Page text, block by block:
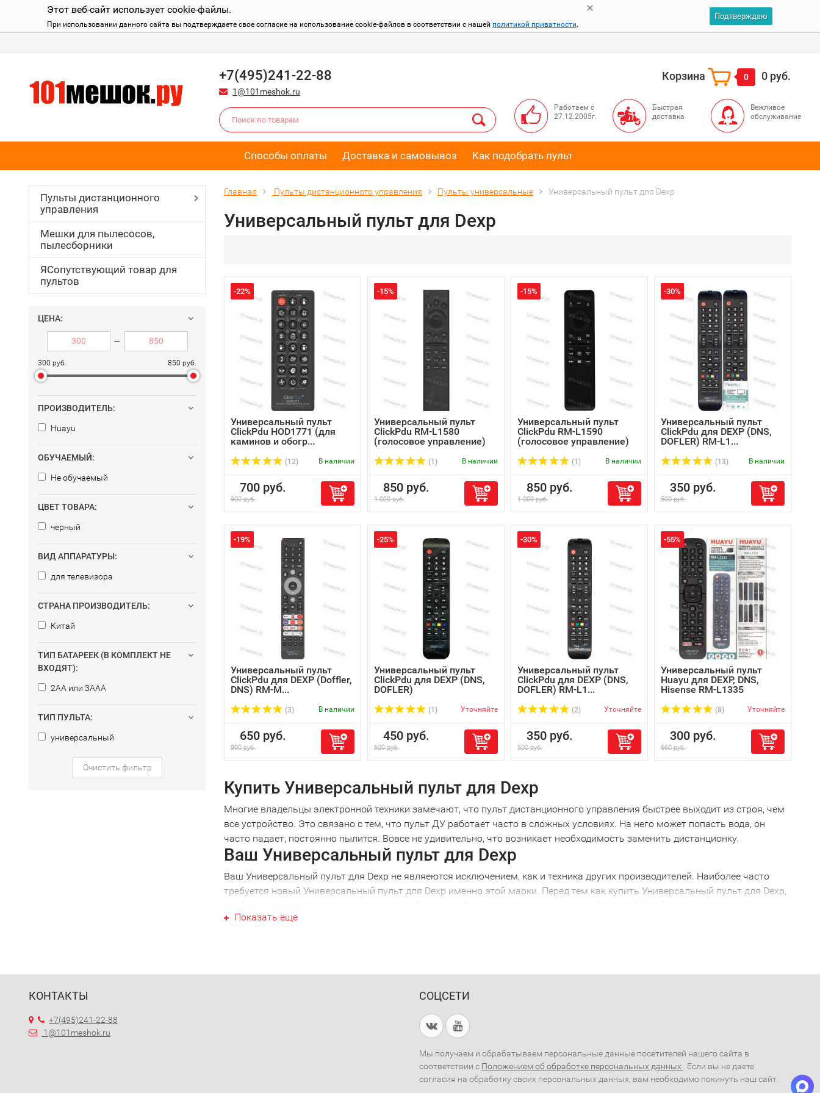
Этот веб-сайт использует cookie-файлы.
При использовании данного сайта вы подтверждаете свое согласие на использование cookie-файлов в соответствии с нашей политикой приватности.
Подтверждаю
+7(495)241-22-88
1@101meshok.ru
Корзина 0 0 руб.
Работаем с
27.12.2005г.
Быстрая
доставка
Вежливое
обслуживание
Способы оплаты Доставка и самовывоз Как подобрать пульт
Пульты дистанционного
управления
Мешки для пылесосов,
пылесборники
ЯСопутствующий товар для
пультов
ЦЕНА:
—
300 руб. 850 руб.
ПРОИЗВОДИТЕЛЬ:
Huayu
ОБУЧАЕМЫЙ:
Не обучаемый
ЦВЕТ ТОВАРА:
черный
ВИД АППАРАТУРЫ:
для телевизора
СТРАНА ПРОИЗВОДИТЕЛЬ:
Китай
ТИП БАТАРЕЕК (В КОМПЛЕКТ НЕ
ВХОДЯТ):
2AA или 3AAA
ТИП ПУЛЬТА:
универсальный
Очистить фильтр
Главная Пульты дистанционного управления Пульты универсальные Универсальный пульт для Dexp
Универсальный пульт для Dexp
-22%
Универсальный пульт
ClickPdu HOD1771 (для
каминов и обогр...
(12) В наличии
700 руб.
900 руб.
-15%
Универсальный пульт
ClickPdu RM-L1580
(голосовое управление)
(1) В наличии
850 руб.
1 000 руб.
-15%
Универсальный пульт
ClickPdu RM-L1590
(голосовое управление)
(1) В наличии
850 руб.
1 000 руб.
-30%
Универсальный пульт
ClickPdu для DEXP (DNS,
DOFLER) RM-L1...
(13) В наличии
350 руб.
500 руб.
-19%
Универсальный пульт
ClickPdu для DEXP (Doffler,
DNS) RM-M...
(3) В наличии
650 руб.
800 руб.
-25%
Универсальный пульт
ClickPdu для DEXP (DNS,
DOFLER)
(1) Уточняйте
450 руб.
600 руб.
-30%
Универсальный пульт
ClickPdu для DEXP (DNS,
DOFLER) RM-L1...
(2) Уточняйте
350 руб.
500 руб.
-55%
Универсальный пульт
Huayu для DEXP, DNS,
Hisense RM-L1335
(8) Уточняйте
300 руб.
660 руб.
Купить Универсальный пульт для Dexp
Многие владельцы электронной техники замечают, что пульт дистанционного управления быстрее выходит из строя, чем
все устройство. Это связано с тем, что пульт ДУ работает часто в сложных условиях. На него может попасть вода, он
часто падает, постоянно пылится. Вовсе не удивительно, что возникает необходимость заменить дистанционку.
Ваш Универсальный пульт для Dexp
Ваш Универсальный пульт для Dexp не являеются исключением, как и техника других производителей. Наиболее часто
требуется новый Универсальный пульт для Dexp именно этой марки. Перед тем как купить Универсальный пульт для Dexp,
определенной моделью. Ошибившись в выборе, вы получите просто красивое устройство, которое не будет работать с
Универсальный Универсальный пульт для Dexp
При наличии нескольких видов техники удобно использовать универсальный Универсальный пульт для Dexp. С его
помощью можно избавиться от необходимости выбирать нужный пульт, все управление сосредоточено в одном месте.
Вам больше не потребуется искать потерянный пульт, достаточно одного устройства.
Выбрать и купить Универсальный пульт для Dexp
Обратившись в наш магазин, вы сможете получить квалифицированную помощь и купить пульт дистанционного
Показать еще
КОНТАКТЫ
+7(495)241-22-88
1@101meshok.ru
СОЦСЕТИ
Мы получаем и обрабатываем персональные данные посетителей нашего сайта в
соответствии с Положением об обработке персональных данных
. Если вы не даете
согласия на обработку своих персональных данных, вам необходимо покинуть наш сайт.